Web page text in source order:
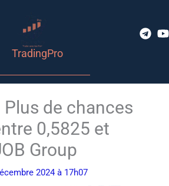
TradingPro
Plus de chances
0,5825 et
Group
2024 à 17h07